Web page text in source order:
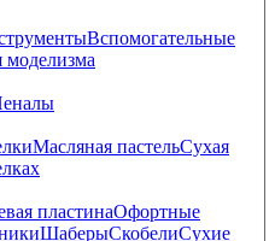
Вспомогательные
моделизма
Масляная пастельСухая
пластинаОфортные
ШаберыСкобелиСухие